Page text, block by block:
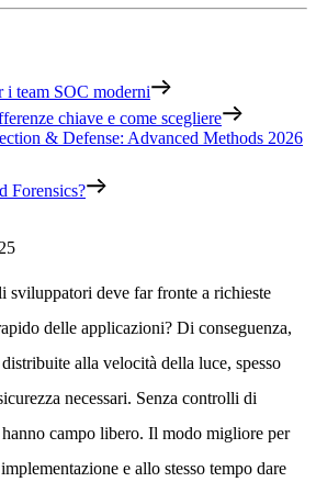
team SOC moderni
chiave e come scegliere
& Defense: Advanced Methods 2026
Forensics?
sviluppatori deve far fronte a richieste
delle applicazioni? Di conseguenza,
alla velocità della luce, spesso
necessari. Senza controlli di
campo libero. Il modo migliore per
e allo stesso tempo dare